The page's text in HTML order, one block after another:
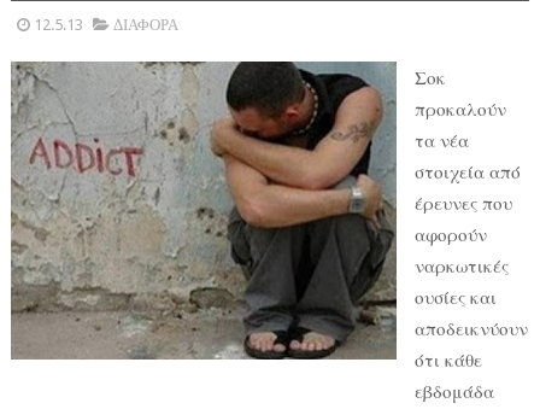
12.5.13 ΔΙΑΦΟΡΑ
Σοκ
προκαλούν
τα νέα
στοιχεία από
έρευνες που
αφορούν
ναρκωτικές
ουσίες και
αποδεικνύουν
ότι κάθε
εβδομάδα